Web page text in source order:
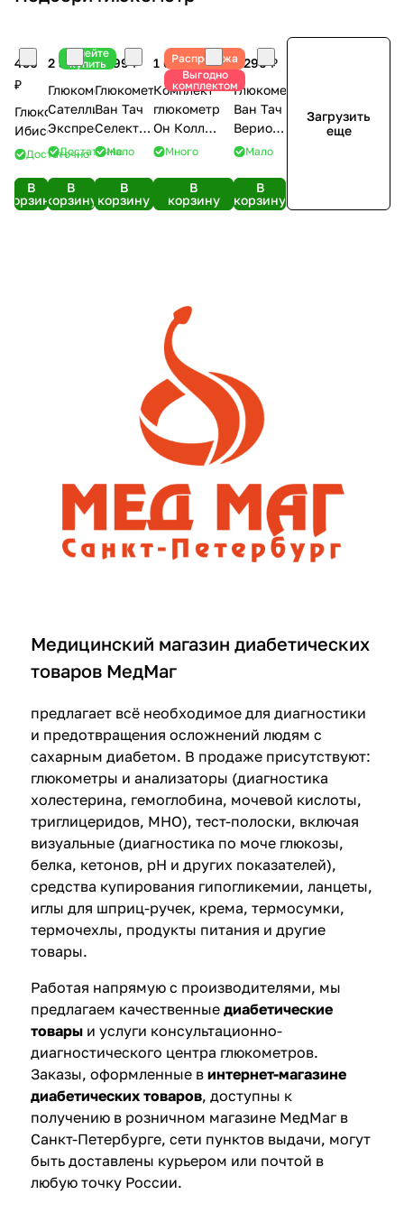
450
₽
Глюкометр
Ибисенсор
Достаточно
В
корзину
Успейте
купить
2 390 ₽
Глюкометр
Сателлит
Экспресс
Достаточно
В
корзину
1 699 ₽
Глюкометр
Ван Тач
Селект
Плюс
Мало
В
корзину
Распродажа
Выгодно
комплектом
1 650 ₽
Комплект
глюкометр
Он Колл
Плюс + 50
полосок
Много
В
корзину
1 290 ₽
Глюкометр
Ван Тач
Верио
Рефлект
Мало
В
корзину
Загрузить
еще
Медицинский магазин диабетических
товаров МедМаг
предлагает всё необходимое для диагностики
и предотвращения осложнений людям с
сахарным диабетом. В продаже присутствуют:
глюкометры и анализаторы (диагностика
холестерина, гемоглобина, мочевой кислоты,
триглицеридов, МНО), тест-полоски, включая
визуальные (диагностика по моче глюкозы,
белка, кетонов, pH и других показателей),
средства купирования гипогликемии, ланцеты,
иглы для шприц-ручек, крема, термосумки,
термочехлы, продукты питания и другие
товары.
Работая напрямую с производителями, мы
предлагаем качественные диабетические
товарыи услуги консультационно-
диагностического центра глюкометров.
Заказы, оформленные в интернет-магазине
диабетических товаров, доступны к
получению в розничном магазине МедМаг в
Санкт-Петербурге, сети пунктов выдачи, могут
быть доставлены курьером или почтой в
любую точку России.